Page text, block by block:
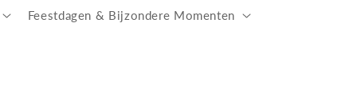
Feestdagen & Bijzondere Momenten